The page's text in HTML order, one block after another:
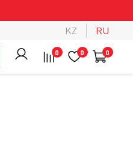
KZ RU
0 0 0